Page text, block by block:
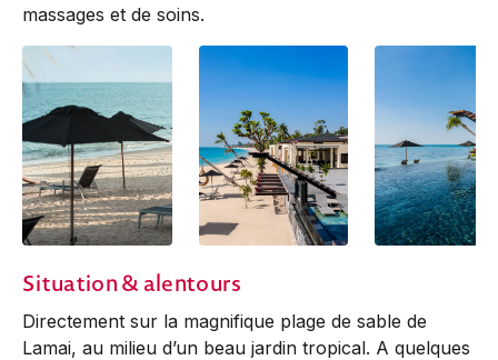
massages et de soins.
Situation & alentours
Directement sur la magnifique plage de sable de
Lamai, au milieu d’un beau jardin tropical. A quelques